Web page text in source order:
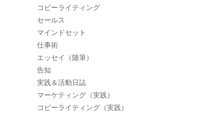
コピーライティング
セールス
マインドセット
仕事術
エッセイ（随筆）
告知
実践＆活動日誌
マーケティング（実践）
コピーライティング（実践）